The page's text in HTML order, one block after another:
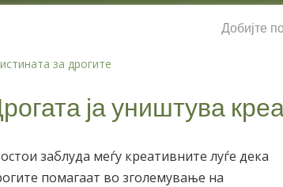
Добијте
за дрогите
ја уништува
заблуда меѓу креативните луѓе дека
помагаат во зголемување на